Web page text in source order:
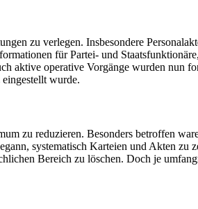
zu verlegen. Insbesondere
für Partei- und
aktive operative Vorgänge wurden nun
wurde.
zu reduzieren. Besonders betroffen
systematisch Karteien und Akten zu
Bereich zu löschen. Doch je